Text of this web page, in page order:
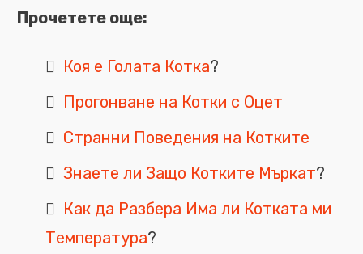
Прочетете още:
Коя е Голата Котка?
Прогонване на Котки с Оцет
Странни Поведения на Котките
Знаете ли Защо Котките Мъркат?
Как да Разбера Има ли Котката ми
Температура?